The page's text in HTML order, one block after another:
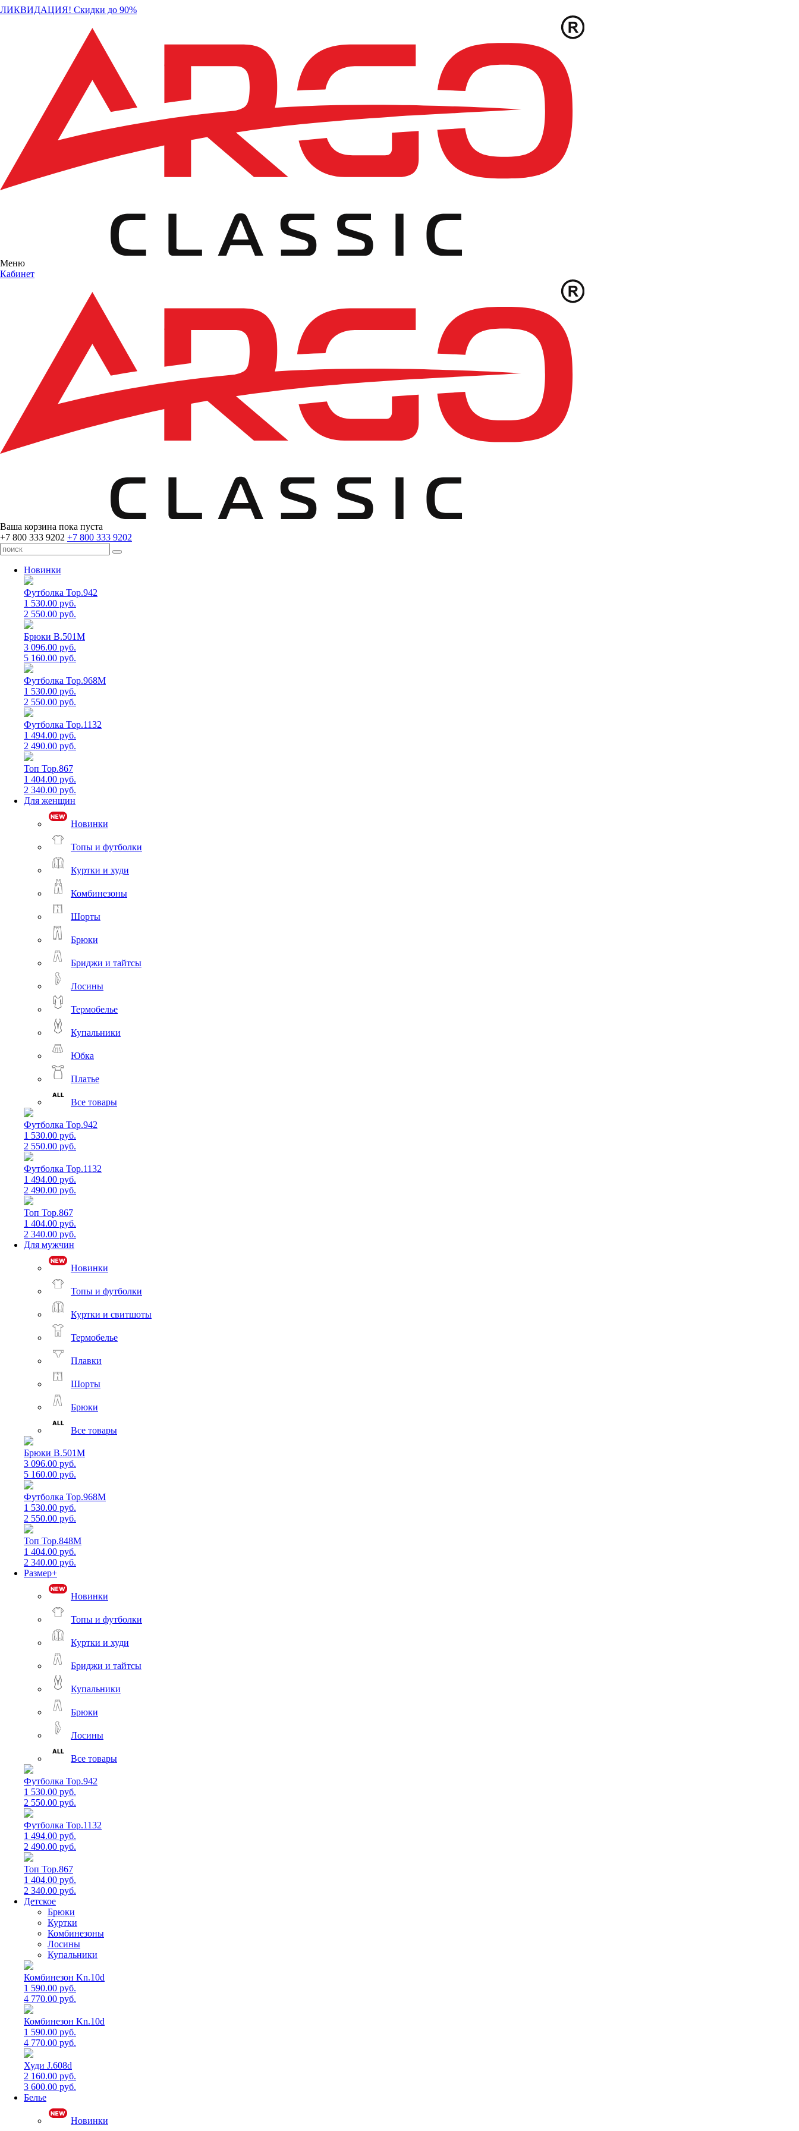
ЛИКВИДАЦИЯ! Скидки до 90%
Меню
Кабинет
Ваша корзина пока пуста
+7 800 333 9202 +7 800 333 9202
Новинки
Футболка Top.942
1 530.00 руб.
2 550.00 руб.
Брюки B.501M
3 096.00 руб.
5 160.00 руб.
Футболка Top.968M
1 530.00 руб.
2 550.00 руб.
Футболка Top.1132
1 494.00 руб.
2 490.00 руб.
Топ Top.867
1 404.00 руб.
2 340.00 руб.
Для женщин
Новинки
Топы и футболки
Куртки и худи
Комбинезоны
Шорты
Брюки
Бриджи и тайтсы
Лосины
Термобелье
Купальники
Юбка
Платье
Все товары
Футболка Top.942
1 530.00 руб.
2 550.00 руб.
Футболка Top.1132
1 494.00 руб.
2 490.00 руб.
Топ Top.867
1 404.00 руб.
2 340.00 руб.
Для мужчин
Новинки
Топы и футболки
Куртки и свитшоты
Термобелье
Плавки
Шорты
Брюки
Все товары
Брюки B.501M
3 096.00 руб.
5 160.00 руб.
Футболка Top.968M
1 530.00 руб.
2 550.00 руб.
Топ Top.848M
1 404.00 руб.
2 340.00 руб.
Размер+
Новинки
Топы и футболки
Куртки и худи
Бриджи и тайтсы
Купальники
Брюки
Лосины
Все товары
Футболка Top.942
1 530.00 руб.
2 550.00 руб.
Футболка Top.1132
1 494.00 руб.
2 490.00 руб.
Топ Top.867
1 404.00 руб.
2 340.00 руб.
Детское
Брюки
Куртки
Комбинезоны
Лосины
Купальники
Комбинезон Kn.10d
1 590.00 руб.
4 770.00 руб.
Комбинезон Kn.10d
1 590.00 руб.
4 770.00 руб.
Худи J.608d
2 160.00 руб.
3 600.00 руб.
Белье
Новинки